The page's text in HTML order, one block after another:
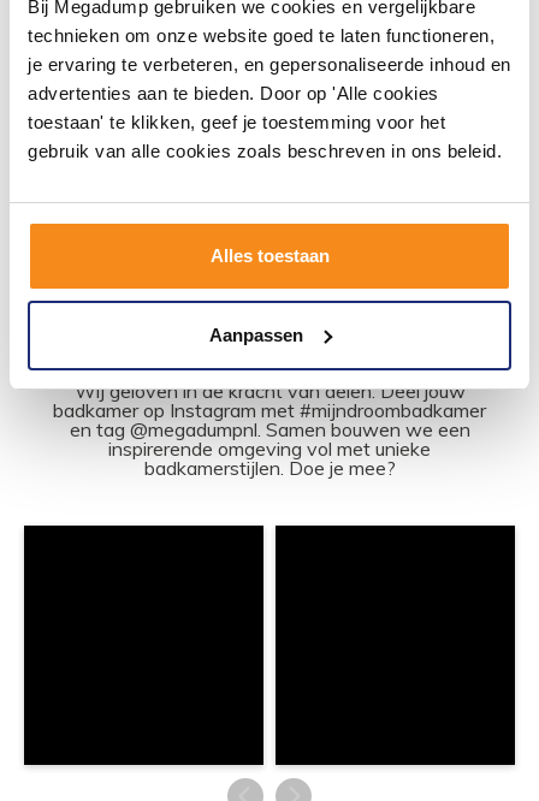
Bij Megadump gebruiken we cookies en vergelijkbare
technieken om onze website goed te laten functioneren,
je ervaring te verbeteren, en gepersonaliseerde inhoud en
advertenties aan te bieden. Door op 'Alle cookies
toestaan' te klikken, geef je toestemming voor het
gebruik van alle cookies zoals beschreven in ons beleid.
Alles toestaan
Aanpassen
Diepte: 47.5 cm
#mijndroombadkamer
Wij geloven in de kracht van delen. Deel jouw
badkamer op Instagram met #mijndroombadkamer
en tag @megadumpnl. Samen bouwen we een
inspirerende omgeving vol met unieke
badkamerstijlen. Doe je mee?